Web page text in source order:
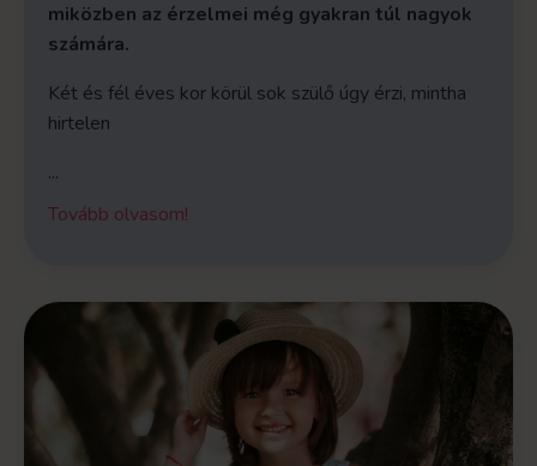
miközben az érzelmei még gyakran túl nagyok
számára.
Két és fél éves kor körül sok szülő úgy érzi, mintha
hirtelen
...
Tovább olvasom!